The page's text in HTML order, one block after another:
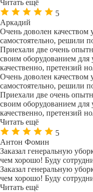
Читать ещё
5
Аркадий
Очень доволен качеством
самостоятельно, решили
Приехали две очень
своим оборудованием
качественно, претензий
Очень доволен качеством
самостоятельно, решили
Приехали две очень
своим оборудованием
качественно, претензий
Читать ещё
5
Антон Фомин
Заказал генеральную
чем хорошо! Буду
Заказал генеральную
чем хорошо! Буду
Читать ещё